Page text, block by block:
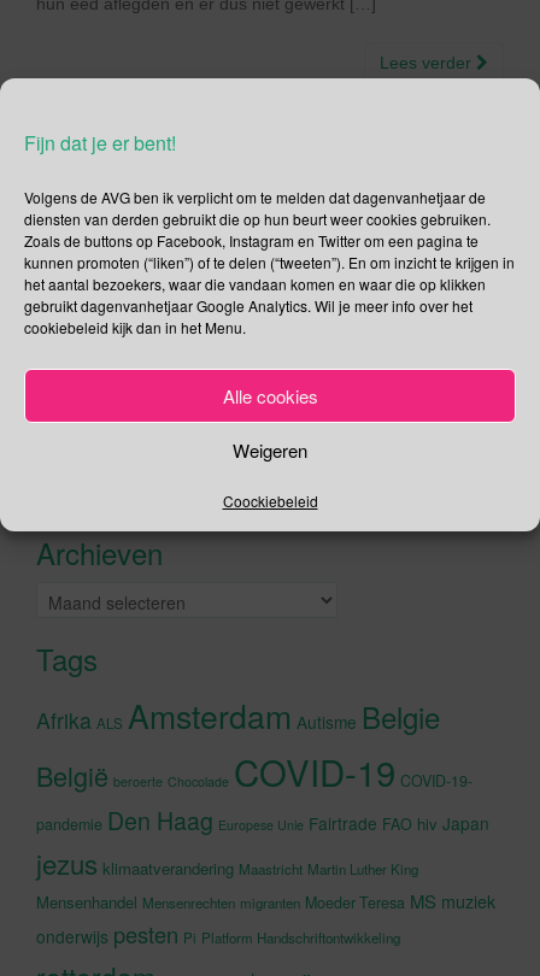
Fijn dat je er bent!
Volgens de AVG ben ik verplicht om te melden dat dagenvanhetjaar de
diensten van derden gebruikt die op hun beurt weer cookies gebruiken.
Zoals de buttons op Facebook, Instagram en Twitter om een pagina te
kunnen promoten (“liken”) of te delen (“tweeten”). En om inzicht te krijgen in
het aantal bezoekers, waar die vandaan komen en waar die op klikken
gebruikt dagenvanhetjaar Google Analytics. Wil je meer info over het
cookiebeleid kijk dan in het Menu.
Alle cookies
Weigeren
Coockiebeleid
Lees verder
Social Media
Je kunt me volgen op
Zoeken
Zoeken
Recente tweetsKlik om marketing cookies te
Archieven
Archieven
Tags
Afrika ALS Amsterdam Autisme Belgie
België beroerte Chocolade COVID-19 COVID-19-
pandemie Den Haag Europese Unie Fairtrade FAO hiv Japan
jezus klimaatverandering Maastricht Martin Luther King
Mensenhandel Mensenrechten migranten Moeder Teresa MS muziek
onderwijs pesten Pi Platform Handschriftontwikkeling